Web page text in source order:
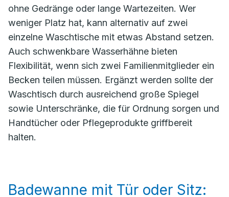
ohne Gedränge oder lange Wartezeiten. Wer
weniger Platz hat, kann alternativ auf zwei
einzelne Waschtische mit etwas Abstand setzen.
Auch schwenkbare Wasserhähne bieten
Flexibilität, wenn sich zwei Familienmitglieder ein
Becken teilen müssen. Ergänzt werden sollte der
Waschtisch durch ausreichend große Spiegel
sowie Unterschränke, die für Ordnung sorgen und
Handtücher oder Pflegeprodukte griffbereit
halten.
Badewanne mit Tür oder Sitz: